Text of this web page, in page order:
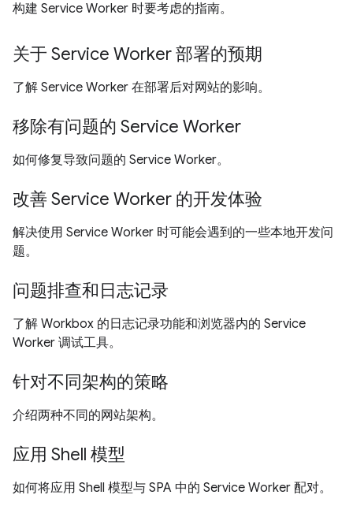
构建 Service Worker 时要考虑的指南。
关于 Service Worker 部署的预期
了解 Service Worker 在部署后对网站的影响。
移除有问题的 Service Worker
如何修复导致问题的 Service Worker。
改善 Service Worker 的开发体验
解决使用 Service Worker 时可能会遇到的一些本地开发问
题。
问题排查和日志记录
了解 Workbox 的日志记录功能和浏览器内的 Service
Worker 调试工具。
针对不同架构的策略
介绍两种不同的网站架构。
应用 Shell 模型
如何将应用 Shell 模型与 SPA 中的 Service Worker 配对。